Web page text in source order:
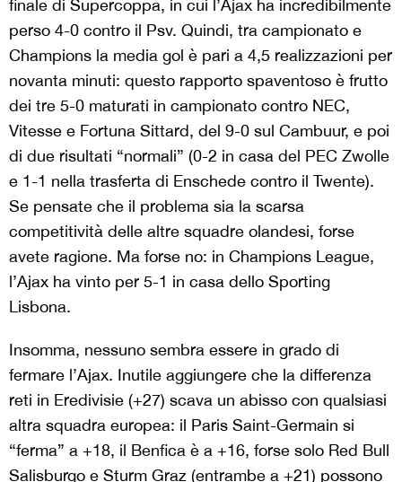
finale di Supercoppa, in cui l’Ajax ha incredibilmente
perso 4-0 contro il Psv. Quindi, tra campionato e
Champions la media gol è pari a 4,5 realizzazioni per
novanta minuti: questo rapporto spaventoso è frutto
dei tre 5-0 maturati in campionato contro NEC,
Vitesse e Fortuna Sittard, del 9-0 sul Cambuur, e poi
di due risultati “normali” (0-2 in casa del PEC Zwolle
e 1-1 nella trasferta di Enschede contro il Twente).
Se pensate che il problema sia la scarsa
competitività delle altre squadre olandesi, forse
avete ragione. Ma forse no: in Champions League,
l’Ajax ha vinto per 5-1 in casa dello Sporting
Lisbona.
Insomma, nessuno sembra essere in grado di
fermare l’Ajax. Inutile aggiungere che la differenza
reti in Eredivisie (+27) scava un abisso con qualsiasi
altra squadra europea: il Paris Saint-Germain si
“ferma” a +18, il Benfica è a +16, forse solo Red Bull
Salisburgo e Sturm Graz (entrambe a +21) possono